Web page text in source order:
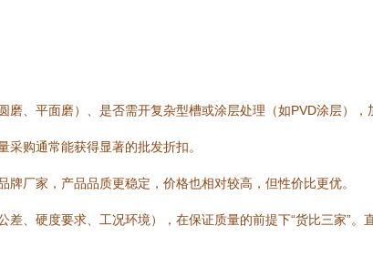
磨、平面磨）、是否需开复杂型槽或涂层处理（如PVD涂层），
采购通常能获得显著的批发折扣。
牌厂家，产品品质更稳定，价格也相对较高，但性价比更优。
差、硬度要求、工况环境），在保证质量的前提下“货比三家”